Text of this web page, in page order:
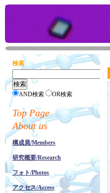
検索
AND検索 OR検索
Top Page
About us
構成員/Members
研究概要/Research
フォト/Photos
アクセス/Access